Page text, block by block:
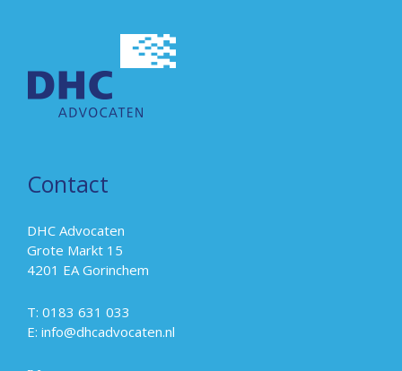
Contact
DHC Advocaten
Grote Markt 15
4201 EA Gorinchem
T: 0183 631 033
E: info@dhcadvocaten.nl